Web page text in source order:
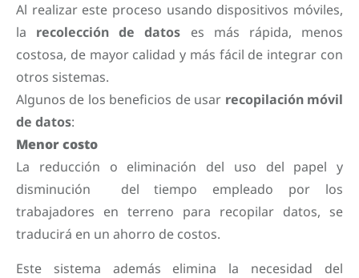
Al realizar este proceso usando dispositivos móviles,
la recolección de datos es más rápida, menos
costosa, de mayor calidad y más fácil de integrar con
otros sistemas.
Algunos de los beneficios de usar recopilación móvil
de datos:
Menor costo
La reducción o eliminación del uso del papel y
disminución del tiempo empleado por los
trabajadores en terreno para recopilar datos, se
traducirá en un ahorro de costos.
Este sistema además elimina la necesidad del